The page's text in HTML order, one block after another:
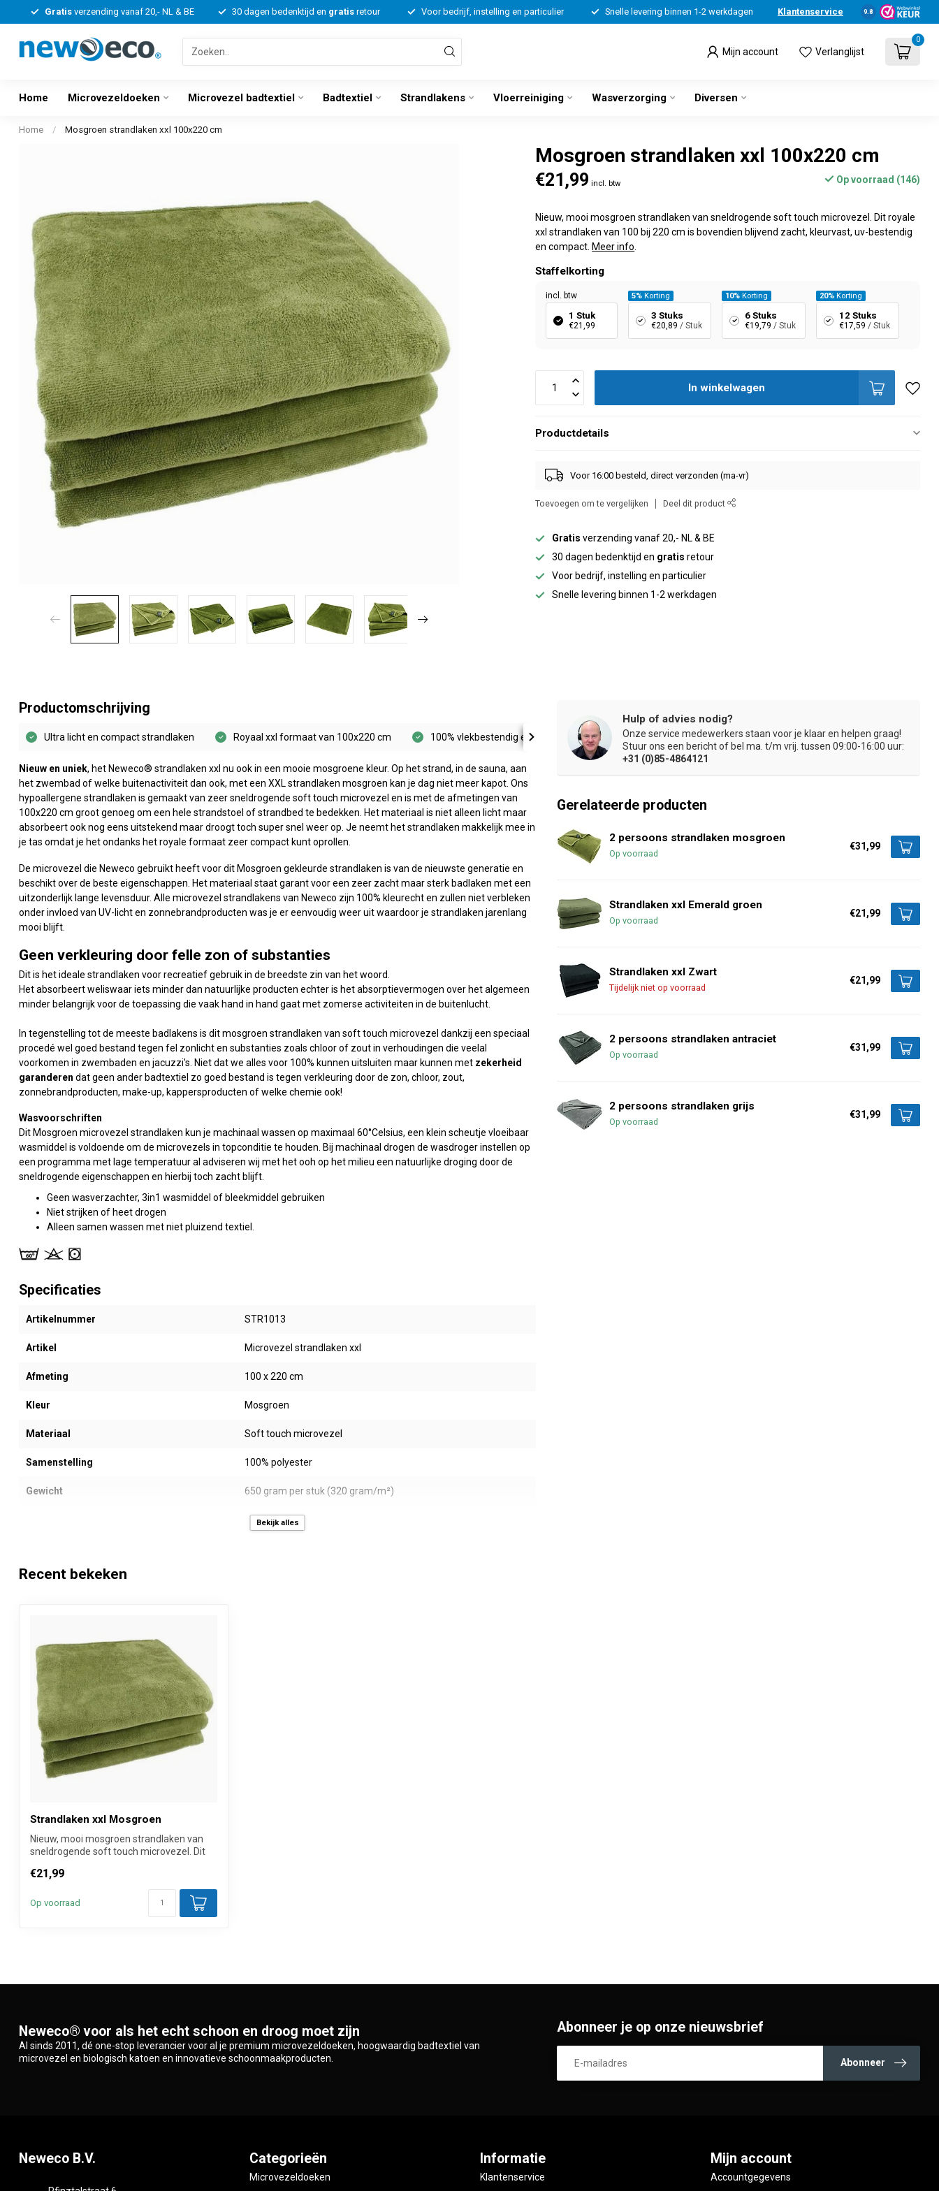
Gratisverzending vanaf 20,- NL & BE 30 dagen bedenktijd en gratisretour Voor bedrijf, instelling en particulier Snelle levering binnen 1-2 werkdagen Klantenservice 9.8
Mijn account Verlanglijst
0
Home Microvezeldoeken Microvezel badtextiel Badtextiel Strandlakens Vloerreiniging Wasverzorging Diversen
Home / Mosgroen strandlaken xxl 100x220 cm
Mosgroen strandlaken xxl 100x220 cm
€21,99 incl. btw Op voorraad (146)
Nieuw, mooi mosgroen strandlaken van sneldrogende soft touch microvezel. Dit royale
xxl strandlaken van 100 bij 220 cm is bovendien blijvend zacht, kleurvast, uv-bestendig
en compact. Meer info
Staffelkorting
incl. btw
1 Stuk
€21,99
5%Korting
3 Stuks
€20,89 / Stuk
10% Korting
6 Stuks
€19,79 / Stuk
20%Korting
12 Stuks
€17,59 / Stuk
In winkelwagen
Productdetails
Voor 16:00 besteld, direct verzonden (ma-vr)
Toevoegen om te vergelijken Deel dit product
Gratis verzending vanaf 20,- NL & BE
30 dagen bedenktijd en gratis retour
Voor bedrijf, instelling en particulier
Snelle levering binnen 1-2 werkdagen
Productomschrijving
Ultra licht en compact strandlaken Royaal xxl formaat van 100x220 cm 100% vlekbestendig en kleurvast Sneldrogende soft touch microvezel Bestand tegen
Nieuw en uniek, het Neweco® strandlaken xxl nu ook in een mooie mosgroene kleur. Op het strand, in de sauna, aan
het zwembad of welke buitenactiviteit dan ook, met een XXL strandlaken mosgroen kan je dag niet meer kapot. Ons
hypoallergene strandlaken is gemaakt van zeer sneldrogende soft touch microvezel en is met de afmetingen van
100x220 cm groot genoeg om een hele strandstoel of strandbed te bedekken. Het materiaal is niet alleen licht maar
absorbeert ook nog eens uitstekend maar droogt toch super snel weer op. Je neemt het strandlaken makkelijk mee in
je tas omdat je het ondanks het royale formaat zeer compact kunt oprollen.
De microvezel die Neweco gebruikt heeft voor dit Mosgroen gekleurde strandlaken is van de nieuwste generatie en
beschikt over de beste eigenschappen. Het materiaal staat garant voor een zeer zacht maar sterk badlaken met een
uitzonderlijk lange levensduur. Alle microvezel strandlakens van Neweco zijn 100% kleurecht en zullen niet verbleken
onder invloed van UV-licht en zonnebrandproducten was je er eenvoudig weer uit waardoor je strandlaken jarenlang
mooi blijft.
Geen verkleuring door felle zon of substanties
Dit is het ideale strandlaken voor recreatief gebruik in de breedste zin van het woord.
Het absorbeert weliswaar iets minder dan natuurlijke producten echter is het absorptievermogen over het algemeen
minder belangrijk voor de toepassing die vaak hand in hand gaat met zomerse activiteiten in de buitenlucht.
In tegenstelling tot de meeste badlakens is dit mosgroen strandlaken van soft touch microvezel dankzij een speciaal
procedé wel goed bestand tegen fel zonlicht en substanties zoals chloor of zout in verhoudingen die veelal
voorkomen in zwembaden en jacuzzi's. Niet dat we alles voor 100% kunnen uitsluiten maar kunnen met zekerheid
garanderen dat geen ander badtextiel zo goed bestand is tegen verkleuring door de zon, chloor, zout,
zonnebrandproducten, make-up, kappersproducten of welke chemie ook!
Wasvoorschriften
Dit Mosgroen microvezel strandlaken kun je machinaal wassen op maximaal 60°Celsius, een klein scheutje vloeibaar
wasmiddel is voldoende om de microvezels in topconditie te houden. Bij machinaal drogen de wasdroger instellen op
een programma met lage temperatuur al adviseren wij met het ooh op het milieu een natuurlijke droging door de
sneldrogende eigenschappen en hierbij toch zacht blijft.
Geen wasverzachter, 3in1 wasmiddel of bleekmiddel gebruiken
Niet strijken of heet drogen
Alleen samen wassen met niet pluizend textiel.
Specificaties
Artikelnummer STR1013
Artikel Microvezel strandlaken xxl
Afmeting 100 x 220 cm
Kleur Mosgroen
Materiaal Soft touch microvezel
Samenstelling 100% polyester
Gewicht 650 gram per stuk (320 gram/m²)
Neweco®
Inhoud verpakking
Bekijk alles
Hulp of advies nodig?
Onze service medewerkers staan voor je klaar en helpen graag!
Stuur ons een bericht of bel ma. t/m vrij. tussen 09:00-16:00 uur:
+31 (0)85-4864121
Gerelateerde producten
2 persoons strandlaken mosgroen
Op voorraad
€31,99
Strandlaken xxl Emerald groen
Op voorraad
€21,99
Strandlaken xxl Zwart
Tijdelijk niet op voorraad
€21,99
2 persoons strandlaken antraciet
Op voorraad
€31,99
2 persoons strandlaken grijs
Op voorraad
€31,99
Recent bekeken
Strandlaken xxl Mosgroen
Nieuw, mooi mosgroen strandlaken van
sneldrogende soft touch microvezel. Dit
€21,99
Op voorraad
Neweco® voor als het echt schoon en droog moet zijn
Al sinds 2011, dé one-stop leverancier voor al je premium microvezeldoeken, hoogwaardig badtextiel van
microvezel en biologisch katoen en innovatieve schoonmaakproducten.
Abonneer je op onze nieuwsbrief
Abonneer
Neweco B.V. Categorieën
Microvezeldoeken
Informatie
Klantenservice
Mijn account
Accountgegevens